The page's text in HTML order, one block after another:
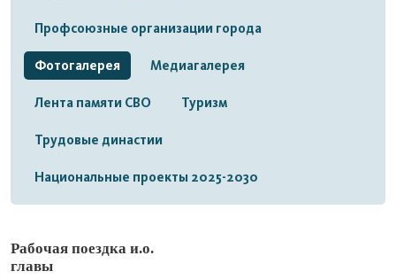
Профсоюзные организации города
Фотогалерея Медиагалерея
Лента памяти СВО Туризм
Трудовые династии
Национальные проекты 2025-2030
Рабочая поездка и.о.
главы